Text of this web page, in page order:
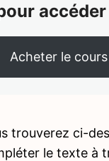
Acheter le cours
trouverez ci-
le texte à